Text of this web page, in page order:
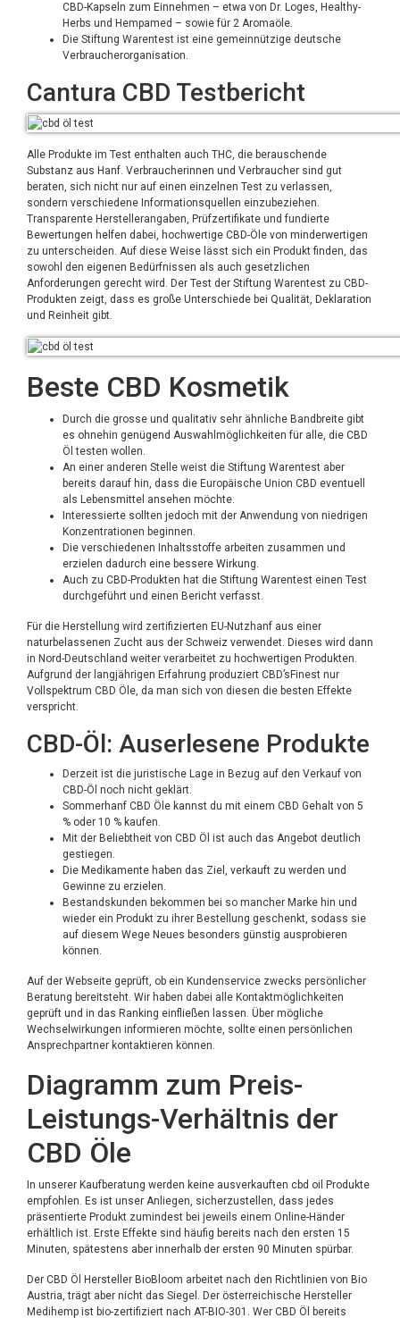
CBD-Kapseln zum Einnehmen – etwa von Dr. Loges, Heal­thy-
Herbs und Hempamed – sowie für 2 Aromaöle.
Die Stiftung Warentest ist eine gemeinnützige deutsche
Verbraucherorganisation.
Cantura CBD Testbericht
Alle Produkte im Test enthalten auch THC, die berauschende
Substanz aus Hanf. Verbraucherinnen und Verbraucher sind gut
beraten, sich nicht nur auf einen einzelnen Test zu verlassen,
sondern verschiedene Informationsquellen einzubeziehen.
Transparente Herstellerangaben, Prüfzertifikate und fundierte
Bewertungen helfen dabei, hochwertige CBD-Öle von minderwertigen
zu unterscheiden. Auf diese Weise lässt sich ein Produkt finden, das
sowohl den eigenen Bedürfnissen als auch gesetzlichen
Anforderungen gerecht wird. Der Test der Stiftung Warentest zu CBD-
Produkten zeigt, dass es große Unterschiede bei Qualität, Deklaration
und Reinheit gibt.
Beste CBD Kosmetik
Durch die grosse und qualitativ sehr ähnliche Bandbreite gibt
es ohnehin genügend Auswahlmöglichkeiten für alle, die CBD
Öl testen wollen.
An einer anderen Stelle weist die Stiftung Warentest aber
bereits darauf hin, dass die Europäische Union CBD eventuell
als Lebensmittel ansehen möchte.
Interessierte sollten jedoch mit der Anwendung von niedrigen
Konzentrationen beginnen.
Die verschiedenen Inhaltsstoffe arbeiten zusammen und
erzielen dadurch eine bessere Wirkung.
Auch zu CBD-Produkten hat die Stiftung Warentest einen Test
durchgeführt und einen Bericht verfasst.
Für die Herstellung wird zertifizierten EU-Nutzhanf aus einer
naturbelassenen Zucht aus der Schweiz verwendet. Dieses wird dann
in Nord-Deutschland weiter verarbeitet zu hochwertigen Produkten.
Aufgrund der langjährigen Erfahrung produziert CBD’sFinest nur
Vollspektrum CBD Öle, da man sich von diesen die besten Effekte
verspricht.
CBD-Öl: Auserlesene Produkte
Derzeit ist die juristische Lage in Bezug auf den Verkauf von
CBD-Öl noch nicht geklärt.
Sommerhanf CBD Öle kannst du mit einem CBD Gehalt von 5
% oder 10 % kaufen.
Mit der Beliebtheit von CBD Öl ist auch das Angebot deutlich
gestiegen.
Die Medikamente haben das Ziel, verkauft zu werden und
Gewinne zu erzielen.
Bestandskunden bekommen bei so mancher Marke hin und
wieder ein Produkt zu ihrer Bestellung geschenkt, sodass sie
auf diesem Wege Neues besonders günstig ausprobieren
können.
Auf der Webseite geprüft, ob ein Kundenservice zwecks persönlicher
Beratung bereitsteht. Wir haben dabei alle Kontaktmöglichkeiten
geprüft und in das Ranking einfließen lassen. Über mögliche
Wechselwirkungen informieren möchte, sollte einen persönlichen
Ansprechpartner kontaktieren können.
Diagramm zum Preis-
Leistungs-Verhältnis der
CBD Öle
In unserer Kaufberatung werden keine ausverkauften cbd oil
Produkte
empfohlen. Es ist unser Anliegen, sicherzustellen, dass jedes
präsentierte Produkt zumindest bei jeweils einem Online-Händer
erhältlich ist. Erste Effekte sind häufig bereits nach den ersten 15
Minuten, spätestens aber innerhalb der ersten 90 Minuten spürbar.
Der CBD Öl Hersteller BioBloom arbeitet nach den Richtlinien von Bio
Austria, trägt aber nicht das Siegel. Der österreichische Hersteller
Medihemp ist bio-zertifiziert nach AT-BIO-301. Wer CBD Öl bereits